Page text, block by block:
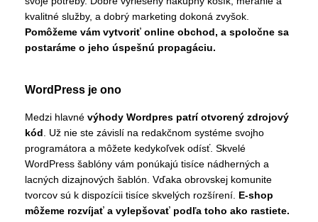
kvalitné služby, a dobrý marketing dokoná zvyšok.
Pomôžeme vám vytvoriť online obchod, a spoločne sa
postaráme o jeho úspešnú propagáciu.
WordPress je ono
Medzi hlavné výhody Wordpres patrí otvorený zdrojový
kód. Už nie ste závislí na redakčnom systéme svojho
programátora a môžete kedykoľvek odísť. Skvelé
WordPress šablóny vám ponúkajú tisíce nádherných a
lacných dizajnových šablón. Vďaka obrovskej komunite
tvorcov sú k dispozícii tisíce skvelých rozšírení. E-shop
môžeme rozvíjať a vylepšovať podľa toho ako rastiete.